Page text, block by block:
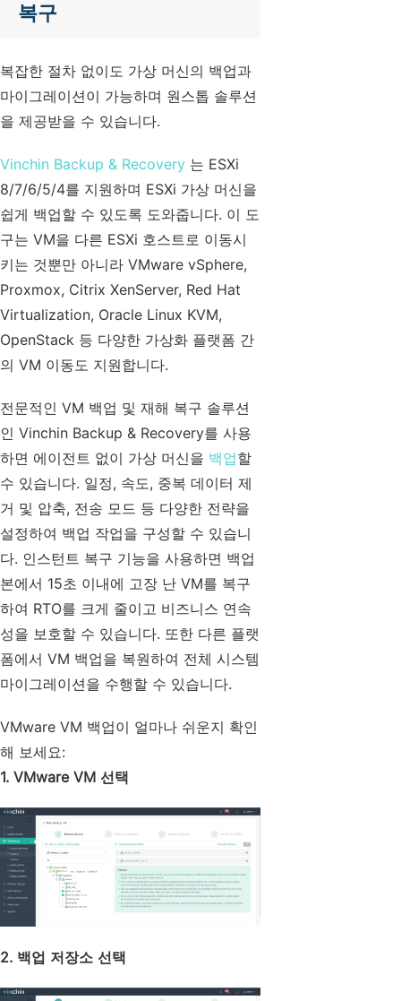
복구
복잡한 절차 없이도 가상 머신의 백업과
마이그레이션이 가능하며 원스톱 솔루션
을 제공받을 수 있습니다.
Vinchin Backup & Recovery 는 ESXi
8/7/6/5/4를 지원하며 ESXi 가상 머신을
쉽게 백업할 수 있도록 도와줍니다. 이 도
구는 VM을 다른 ESXi 호스트로 이동시
키는 것뿐만 아니라 VMware vSphere,
Proxmox, Citrix XenServer, Red Hat
Virtualization, Oracle Linux KVM,
OpenStack 등 다양한 가상화 플랫폼 간
의 VM 이동도 지원합니다.
전문적인 VM 백업 및 재해 복구 솔루션
인 Vinchin Backup & Recovery를 사용
하면 에이전트 없이 가상 머신을 백업할
수 있습니다. 일정, 속도, 중복 데이터 제
거 및 압축, 전송 모드 등 다양한 전략을
설정하여 백업 작업을 구성할 수 있습니
다. 인스턴트 복구 기능을 사용하면 백업
본에서 15초 이내에 고장 난 VM를 복구
하여 RTO를 크게 줄이고 비즈니스 연속
성을 보호할 수 있습니다. 또한 다른 플랫
폼에서 VM 백업을 복원하여 전체 시스템
마이그레이션을 수행할 수 있습니다.
VMware VM 백업이 얼마나 쉬운지 확인
해 보세요:
1. VMware VM 선택
2. 백업 저장소 선택